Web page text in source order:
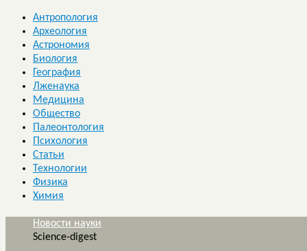
Антропология
Археология
Астрономия
Биология
География
Лженаука
Медицина
Общество
Палеонтология
Психология
Статьи
Технологии
Физика
Химия
Новости науки
Science-digest